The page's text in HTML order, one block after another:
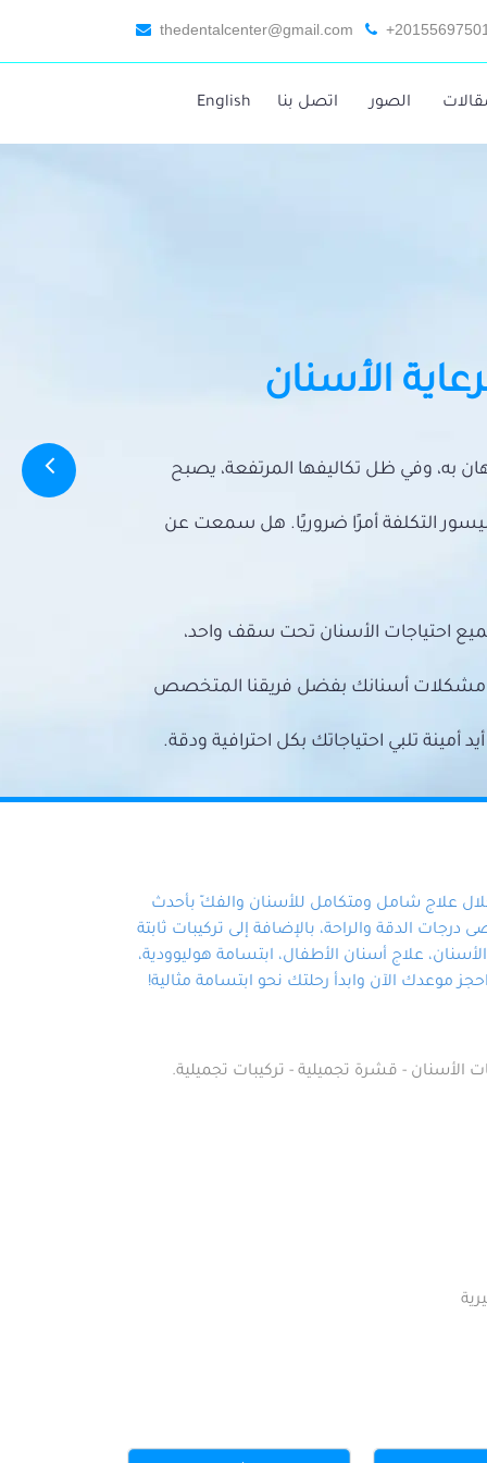
thedentalcenter@gmail.com
الصور اتصل بنا English
الأسنان
به، وفي ظل تكاليفها المرتفعة، يصبح
التكلفة أمرًا ضروريًا. هل سمعت عن
احتياجات الأسنان تحت سقف واحد،
مشكلات أسنانك بفضل فريقنا المتخصص
تلبي احتياجاتك بكل احترافية ودقة.
علاج شامل ومتكامل للأسنان والفكّ بأحدث
الدقة والراحة، بالإضافة إلى تركيبات ثابتة
علاج أسنان الأطفال، ابتسامة هوليوودية،
موعدك الآن وابدأ رحلتك نحو ابتسامة مثالية!
الأسنان - قشرة تجميلية - تركيبات تجميلية.